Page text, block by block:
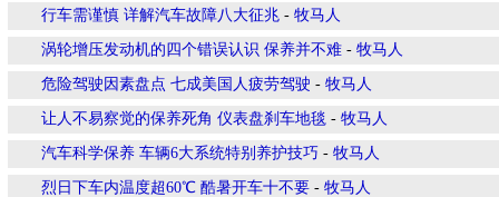
行车需谨慎 详解汽车故障八大征兆 - 牧马人
涡轮增压发动机的四个错误认识 保养并不难 - 牧马人
危险驾驶因素盘点 七成美国人疲劳驾驶 - 牧马人
让人不易察觉的保养死角 仪表盘刹车地毯 - 牧马人
汽车科学保养 车辆6大系统特别养护技巧 - 牧马人
烈日下车内温度超60℃ 酷暑开车十不要 - 牧马人